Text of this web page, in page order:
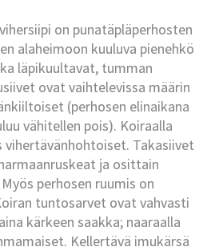
on punatäpläperhosten
alaheimoon kuuluva pienehkö
läpikuultavat, tumman
ovat vaihtelevissa määrin
(perhosen elinaikana
vähitellen pois). Koiraalla
Takasiivet
ja osittain
perhosen ruumis on
tuntosarvet ovat vahvasti
kärkeen saakka; naaraalla
Kellertävä imukärsä